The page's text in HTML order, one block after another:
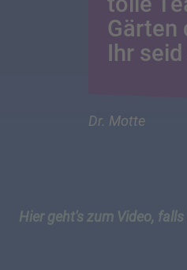
Gärten
Ihr
Dr. Motte
Hier geht's zum Video,